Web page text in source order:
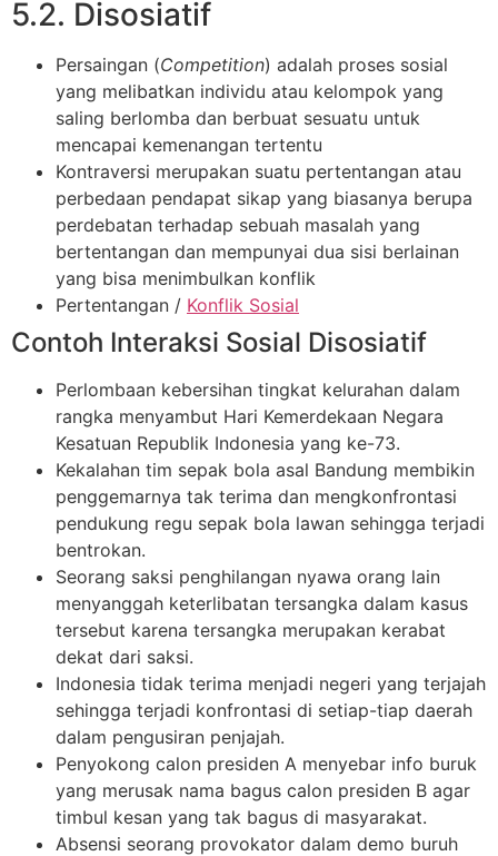
5.2. Disosiatif
Persaingan (Competition) adalah proses sosial
yang melibatkan individu atau kelompok yang
saling berlomba dan berbuat sesuatu untuk
mencapai kemenangan tertentu
Kontraversi merupakan suatu pertentangan atau
perbedaan pendapat sikap yang biasanya berupa
perdebatan terhadap sebuah masalah yang
bertentangan dan mempunyai dua sisi berlainan
yang bisa menimbulkan konflik
Pertentangan / Konflik Sosial
Contoh Interaksi Sosial Disosiatif
Perlombaan kebersihan tingkat kelurahan dalam
rangka menyambut Hari Kemerdekaan Negara
Kesatuan Republik Indonesia yang ke-73.
Kekalahan tim sepak bola asal Bandung membikin
penggemarnya tak terima dan mengkonfrontasi
pendukung regu sepak bola lawan sehingga terjadi
bentrokan.
Seorang saksi penghilangan nyawa orang lain
menyanggah keterlibatan tersangka dalam kasus
tersebut karena tersangka merupakan kerabat
dekat dari saksi.
Indonesia tidak terima menjadi negeri yang terjajah
sehingga terjadi konfrontasi di setiap-tiap daerah
dalam pengusiran penjajah.
Penyokong calon presiden A menyebar info buruk
yang merusak nama bagus calon presiden B agar
timbul kesan yang tak bagus di masyarakat.
Absensi seorang provokator dalam demo buruh